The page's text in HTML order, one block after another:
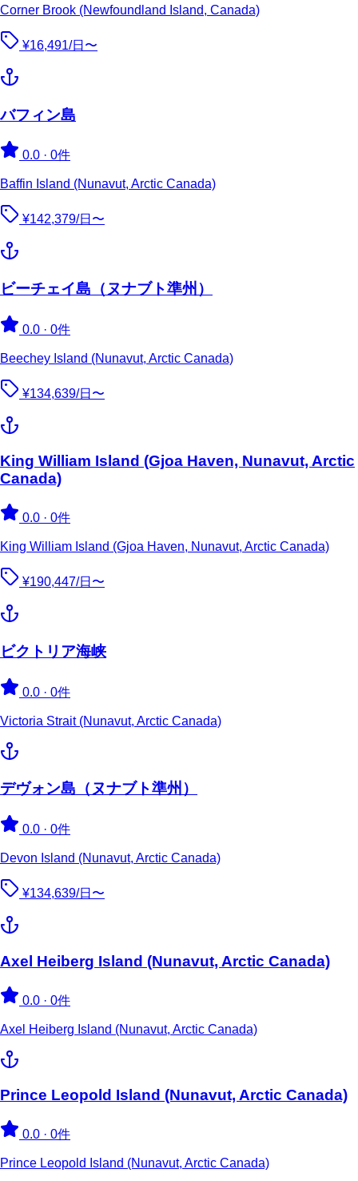
Corner Brook (Newfoundland Island, Canada)
¥16,491/日〜
バフィン島
0.0 · 0件
Baffin Island (Nunavut, Arctic Canada)
¥142,379/日〜
ビーチェイ島（ヌナブト準州）
0.0 · 0件
Beechey Island (Nunavut, Arctic Canada)
¥134,639/日〜
King William Island (Gjoa Haven, Nunavut, Arctic
Canada)
0.0 · 0件
King William Island (Gjoa Haven, Nunavut, Arctic Canada)
¥190,447/日〜
ビクトリア海峡
0.0 · 0件
Victoria Strait (Nunavut, Arctic Canada)
デヴォン島（ヌナブト準州）
0.0 · 0件
Devon Island (Nunavut, Arctic Canada)
¥134,639/日〜
Axel Heiberg Island (Nunavut, Arctic Canada)
0.0 · 0件
Axel Heiberg Island (Nunavut, Arctic Canada)
Prince Leopold Island (Nunavut, Arctic Canada)
0.0 · 0件
Prince Leopold Island (Nunavut, Arctic Canada)